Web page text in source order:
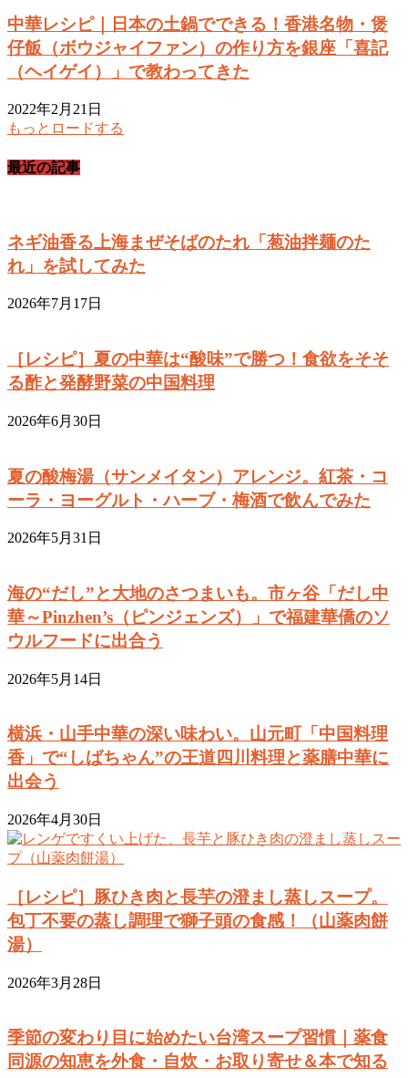
中華レシピ｜日本の土鍋でできる！香港名物・煲
仔飯（ボウジャイファン）の作り方を銀座「喜記
（ヘイゲイ）」で教わってきた
2022年2月21日
もっとロードする
最近の記事
ネギ油香る上海まぜそばのたれ「葱油拌麺のた
れ」を試してみた
2026年7月17日
［レシピ］夏の中華は“酸味”で勝つ！食欲をそそ
る酢と発酵野菜の中国料理
2026年6月30日
夏の酸梅湯（サンメイタン）アレンジ。紅茶・コ
ーラ・ヨーグルト・ハーブ・梅酒で飲んでみた
2026年5月31日
海の“だし”と大地のさつまいも。市ヶ谷「だし中
華～Pinzhen’s（ピンジェンズ）」で福建華僑のソ
ウルフードに出合う
2026年5月14日
横浜・山手中華の深い味わい。山元町「中国料理
香」で“しばちゃん”の王道四川料理と薬膳中華に
出会う
2026年4月30日
［レシピ］豚ひき肉と長芋の澄まし蒸しスープ。
包丁不要の蒸し調理で獅子頭の食感！（山薬肉餅
湯）
2026年3月28日
季節の変わり目に始めたい台湾スープ習慣｜薬食
同源の知恵を外食・自炊・お取り寄せ＆本で知る